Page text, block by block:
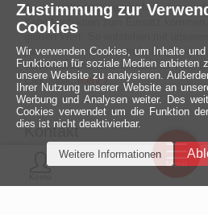
Auch an Werkzeuge und Maschinen,
Kabelkonfektion zum Einsatz kommen,
großen Wert. So entstehen mit
passieren der Endkontrolle langlebige
konfektionierte Koaxialkabel für viele
Elektronik.mehr ›
Kontakt
MCE Mauritz Electronics
Menü
Zustimmung zur
Cookies
Wir verwenden Cookies, um Inhalte
Funktionen für soziale Medien anbieten
unsere Website zu analysieren.
Ihrer Nutzung unserer Website an
Werbung und Analysen weiter. Des
Cookies verwendet um die Funktion
dies ist nicht deaktivierbar.
Weitere Informationen